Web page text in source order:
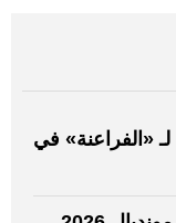
«الفراعنة» في